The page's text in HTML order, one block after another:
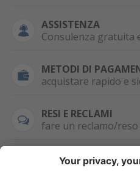
ASSISTENZA
Consulenza gratuita
METODI DI
acquistare rapido e
RESI E RECLAMI
fare un reclamo/reso
SEMPRE DISPONIBILE